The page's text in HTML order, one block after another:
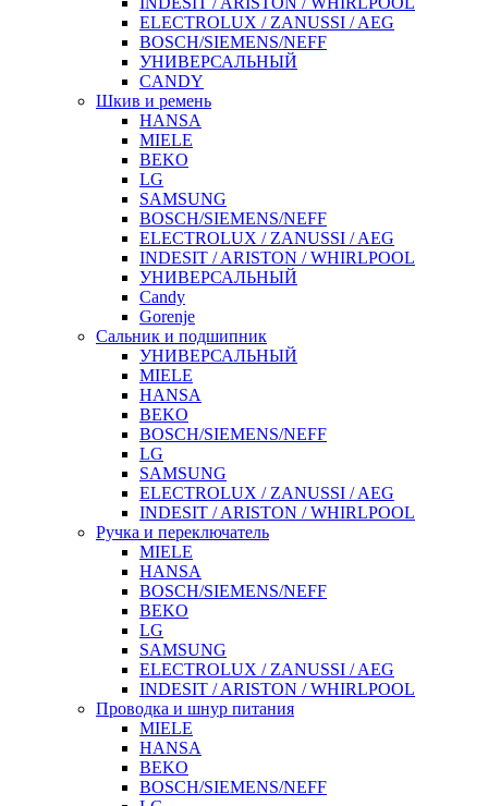
ELECTROLUX / ZANUSSI / AEG
BOSCH/SIEMENS/NEFF
УНИВЕРСАЛЬНЫЙ
CANDY
Шкив и ремень
HANSA
MIELE
BEKO
LG
SAMSUNG
BOSCH/SIEMENS/NEFF
ELECTROLUX / ZANUSSI / AEG
INDESIT / ARISTON / WHIRLPOOL
УНИВЕРСАЛЬНЫЙ
Candy
Gorenje
Сальник и подшипник
УНИВЕРСАЛЬНЫЙ
MIELE
HANSA
BEKO
BOSCH/SIEMENS/NEFF
LG
SAMSUNG
ELECTROLUX / ZANUSSI / AEG
INDESIT / ARISTON / WHIRLPOOL
Ручка и переключатель
MIELE
HANSA
BOSCH/SIEMENS/NEFF
BEKO
LG
SAMSUNG
ELECTROLUX / ZANUSSI / AEG
INDESIT / ARISTON / WHIRLPOOL
Проводка и шнур питания
MIELE
HANSA
BEKO
BOSCH/SIEMENS/NEFF